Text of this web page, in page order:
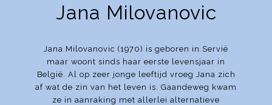
Jana Milovanovic
Jana Milovanovic (1970) is geboren in Servië
maar woont sinds haar eerste levensjaar in
België. Al op zeer jonge leeftijd vroeg Jana zich
af wat de zin van het leven is. Gaandeweg kwam
ze in aanraking met allerlei alternatieve